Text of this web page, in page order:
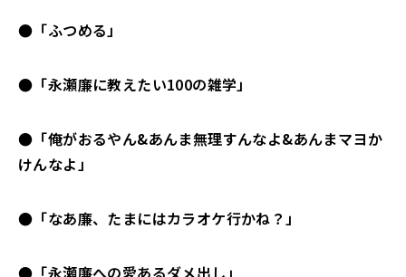
●「ふつめる」
●「永瀬廉に教えたい100の雑学」
●「俺がおるやん&あんま無理すんなよ&あんまマヨか
けんなよ」
●「なあ廉、たまにはカラオケ行かね？」
●「永瀬廉への愛あるダメ出し」